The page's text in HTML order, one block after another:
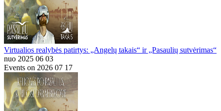
Virtualios realybės patirtys: „Angelų takais“ ir „Pasaulių sutvėrimas“
nuo 2025 06 03
Events on 2026 07 17